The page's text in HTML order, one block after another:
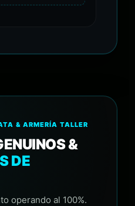
& ARMERÍA TALLER
&
DE
operando al 100%.